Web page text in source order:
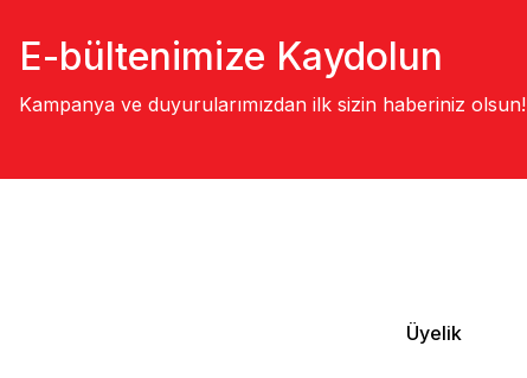
E-bültenimize Kaydolun
Kampanya ve duyurularımızdan ilk sizin haberiniz olsun!
Üyelik